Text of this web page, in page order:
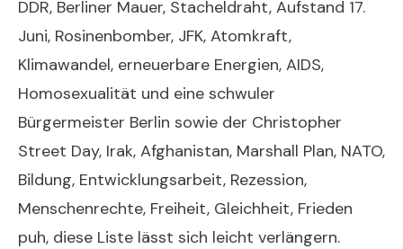
DDR, Berliner Mauer, Stacheldraht, Aufstand 17.
Juni, Rosinenbomber, JFK, Atomkraft,
Klimawandel, erneuerbare Energien, AIDS,
Homosexualität und eine schwuler
Bürgermeister Berlin sowie der Christopher
Street Day, Irak, Afghanistan, Marshall Plan, NATO,
Bildung, Entwicklungsarbeit, Rezession,
Menschenrechte, Freiheit, Gleichheit, Frieden
puh, diese Liste lässt sich leicht verlängern.